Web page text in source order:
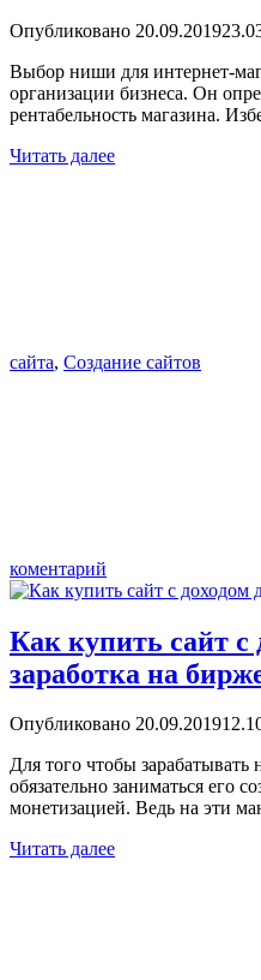
Опубликовано 20.09.2019
Выбор ниши для интернет-
организации бизнеса. Он
рентабельность магазина.
Читать далее
сайта, Создание сайтов
коментарий
Как купить сайт с
заработка на
Опубликовано 20.09.2019
Для того чтобы зарабатывать
обязательно заниматься его
монетизацией. Ведь на эти
Читать далее